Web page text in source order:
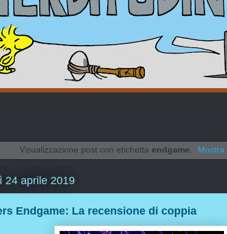
Visualizzazione post con etichetta endgame. Mostra
24 aprile 2019
Endgame: La recensione di coppia